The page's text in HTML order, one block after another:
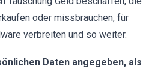
oder missbrauchen, für
verbreiten und so weiter.
Daten angegeben, als